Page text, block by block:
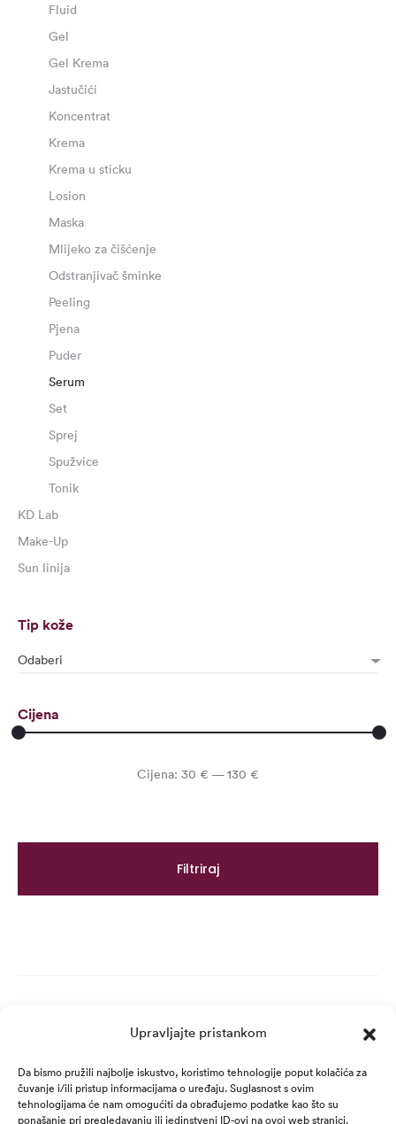
Upravljajte pristankom
Da bismo pružili najbolje iskustvo, koristimo tehnologije poput kolačića za
čuvanje i/ili pristup informacijama o uređaju. Suglasnost s ovim
tehnologijama će nam omogućiti da obrađujemo podatke kao što su
ponašanje pri pregledavanju ili jedinstveni ID-ovi na ovoj web stranici.
Fluid
Gel
Gel Krema
Jastučići
Koncentrat
Krema
Krema u sticku
Losion
Maska
Mlijeko za čišćenje
Odstranjivač šminke
Peeling
Pjena
Puder
Serum
Set
Sprej
Spužvice
Tonik
KD Lab
Make-Up
Sun linija
Tip kože
Odaberi
Cijena
Min
Maks
Filtriraj
Cijena: 30 € —130 €